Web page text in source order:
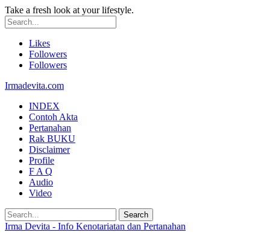
Take a fresh look at your lifestyle.
Likes
Followers
Followers
Irmadevita.com
INDEX
Contoh Akta
Pertanahan
Rak BUKU
Disclaimer
Profile
F A Q
Audio
Video
Irma Devita - Info Kenotariatan dan Pertanahan